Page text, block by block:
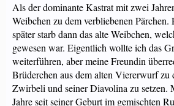
Als der dominante Kastrat mit zwei
Weibchen zu dem verbliebenen Pärchen.
später starb dann das alte Weibchen,
gewesen war. Eigentlich wollte ich das
weiterführen, aber meine Freundin
Brüderchen aus dem alten Viererwurf zu
Zwirbeli und seiner Diavolina zu setzen.
Jahre seit seiner Geburt im gemischten